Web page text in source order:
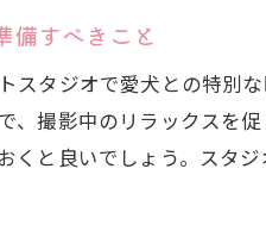
備すべきこと
スタジオで愛犬との特別
、撮影中のリラックスを
くと良いでしょう。スタ